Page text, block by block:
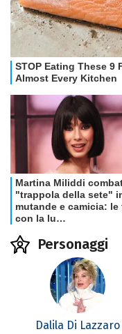
Personaggi
Dalila Di Lazzaro